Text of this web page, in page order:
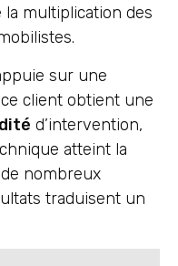
multiplication des
sur une
client obtient une
d’intervention,
atteint la
nombreux
traduisent un